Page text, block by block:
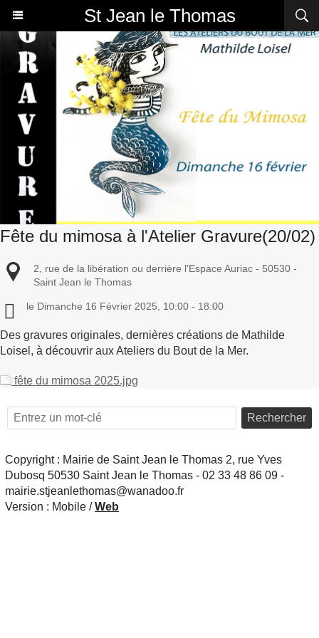
St Jean le Thomas
Fête du mimosa à l'Atelier Gravure(20/02)
2, rue de la libération ou derrière l'Espace Auriac - 50530 -
Saint Jean le Thomas
le Dimanche 16 Février 2025, 10:00 - 18:00
Des gravures originales, dernières créations de Mathilde
Loisel, à découvrir aux Ateliers du Bout de la Mer.
fête du mimosa 2025.jpg
Rechercher
Copyright : Mairie de Saint Jean le Thomas 2, rue Yves
Dubosq 50530 Saint Jean le Thomas - 02 33 48 86 09 -
mairie.stjeanlethomas@wanadoo.fr
Version : Mobile /Web